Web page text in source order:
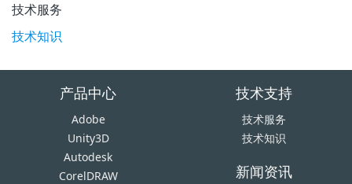
技术服务
技术知识
产品中心
Adobe
Unity3D
Autodesk
CorelDRAW
技术支持
技术服务
技术知识
新闻资讯